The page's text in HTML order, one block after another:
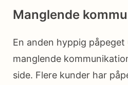
Manglende
En anden hyppig påpeget
manglende
side. Flere kunder har